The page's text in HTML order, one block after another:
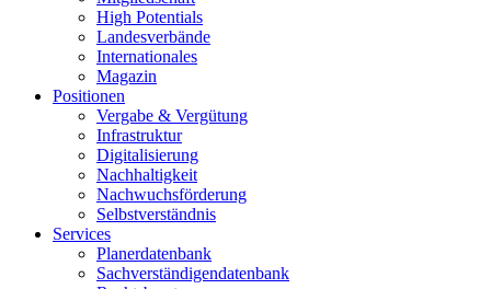
High Potentials
Landesverbände
Internationales
Magazin
Positionen
Vergabe & Vergütung
Infrastruktur
Digitalisierung
Nachhaltigkeit
Nachwuchsförderung
Selbstverständnis
Services
Planerdatenbank
Sachverständigendatenbank